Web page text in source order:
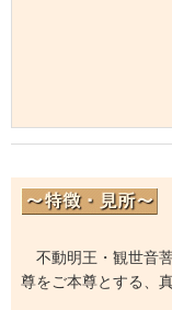
不動明王・観世音
尊をご本尊とする、